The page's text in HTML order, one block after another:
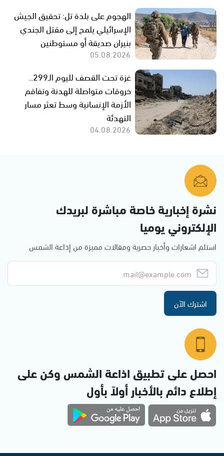
الهجوم على بلدة تل: تحقيق الجيش
الإسرائيلي يلمح إلى مقتل الجندي
بنيران صديقة أو مستوطنين
05.08.2026
غزة تحت القصف لليوم الـ299..
خروقات متواصلة للهدنة وتفاقم
الأزمة الإنسانية وسط تعثر مسار
التهدئة
04.08.2026
نشرة إخبارية خاصة مباشرة لبريدك
الإلكتروني يوميا
استلم اشعارات وأخبار حصرية ومقالات مميزة من إذاعة الشمس
اشترك الآن
احصل على تطبيق اذاعة الشمس وكن على
إطلاع دائم بالأخبار أولاً بأول